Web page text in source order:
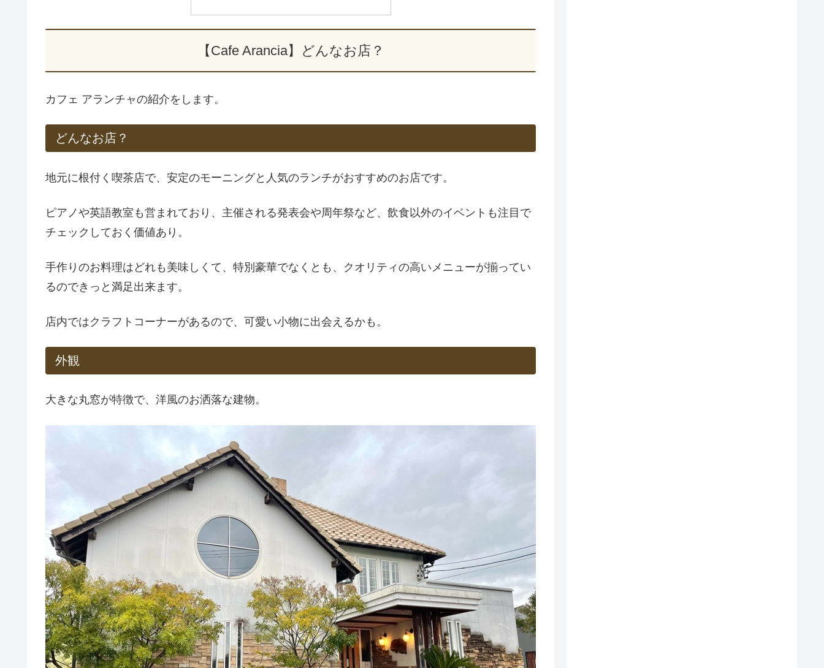
【Cafe Arancia】どんなお店？
カフェ アランチャの紹介をします。
どんなお店？
地元に根付く喫茶店で、安定のモーニングと人気のランチがおすすめのお店です。
ピアノや英語教室も営まれており、主催される発表会や周年祭など、飲食以外のイベントも注目で
チェックしておく価値あり。
手作りのお料理はどれも美味しくて、特別豪華でなくとも、クオリティの高いメニューが揃ってい
るのできっと満足出来ます。
店内ではクラフトコーナーがあるので、可愛い小物に出会えるかも。
外観
大きな丸窓が特徴で、洋風のお洒落な建物。